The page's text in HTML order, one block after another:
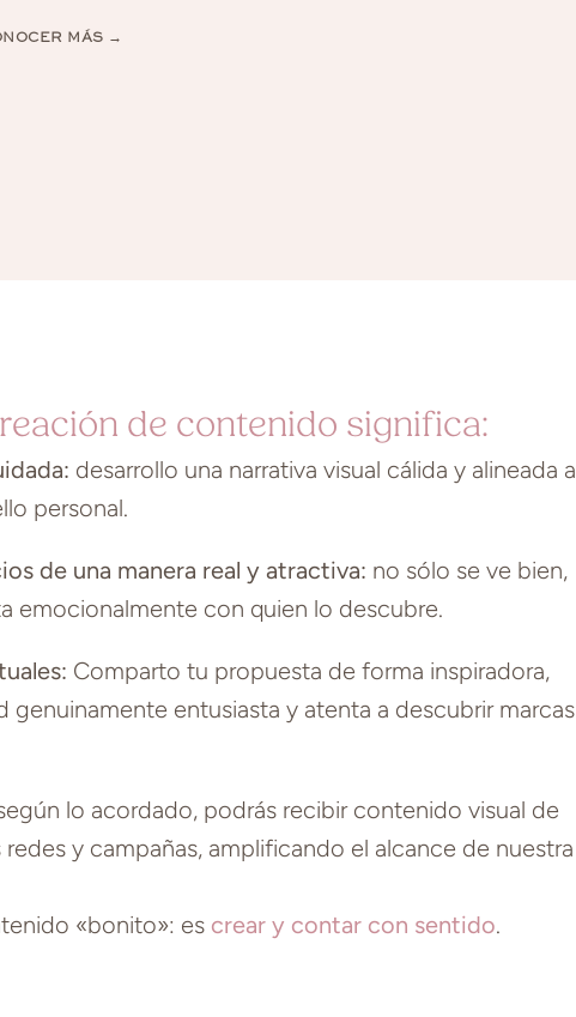
MÁS →
de contenido significa:
desarrollo una narrativa visual cálida y alineada a
personal.
de una manera real y atractiva: no sólo se ve bien,
emocionalmente con quien lo descubre.
Comparto tu propuesta de forma inspiradora,
genuinamente entusiasta y atenta a descubrir marcas
lo acordado, podrás recibir contenido visual de
y campañas, amplificando el alcance de nuestra
«bonito»: es crear y contar con sentido.